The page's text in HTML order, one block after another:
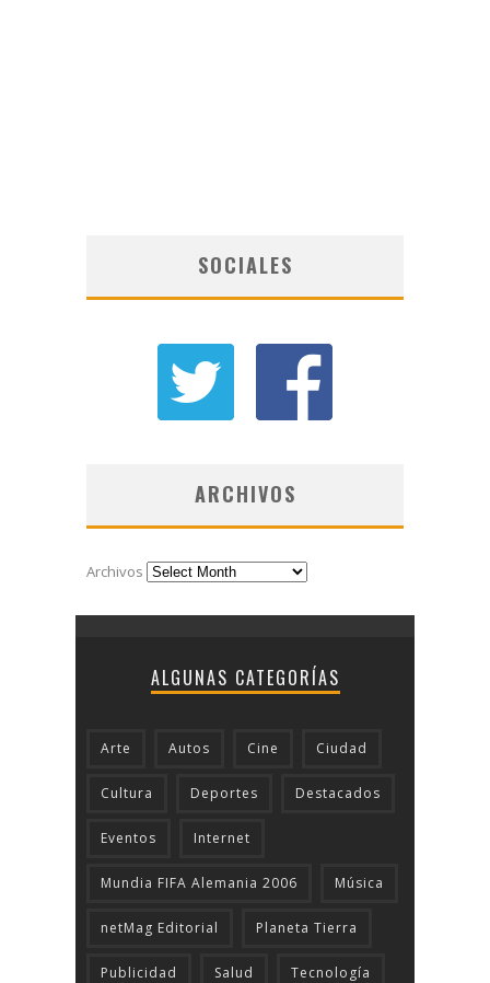
SOCIALES
ARCHIVOS
Archivos
ALGUNAS CATEGORÍAS
Arte Autos Cine Ciudad
Cultura Deportes Destacados
Eventos Internet
Mundia FIFA Alemania 2006 Música
netMag Editorial Planeta Tierra
Publicidad Salud Tecnologí­a